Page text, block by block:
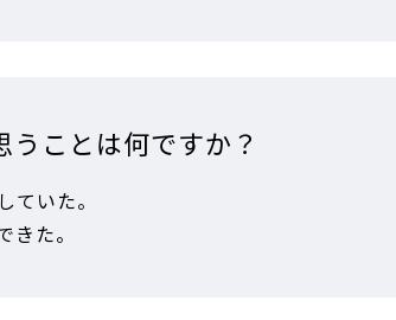
ことは何ですか？
いた。
た。